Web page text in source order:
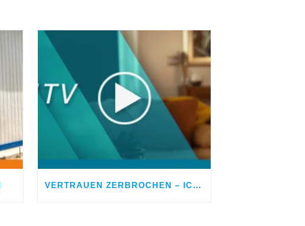
VERTRAUEN ZERBROCHEN – ICH BETROG MEINEN EHEPARTNER